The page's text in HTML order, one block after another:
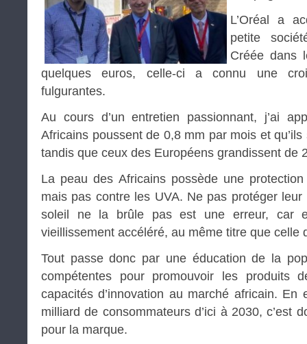
L’Oréal a
petite
Créée dans
quelques euros, celle-ci a connu une
fulgurantes.
Au cours d’un entretien passionnant, j’ai
Africains poussent de 0,8 mm par mois et
tandis que ceux des Européens grandissent de
La peau des Africains possède une
mais pas contre les UVA. Ne pas protéger
soleil ne la brûle pas est une erreur, car
vieillissement accéléré, au même titre que celle
Tout passe donc par une éducation de la
compétentes pour promouvoir les produits
capacités d’innovation au marché africain. En
milliard de consommateurs d’ici à 2030, c’est
pour la marque.